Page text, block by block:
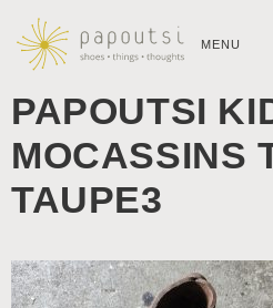
MENU
PAPOUTSI
MOCASSINS
TAUPE3